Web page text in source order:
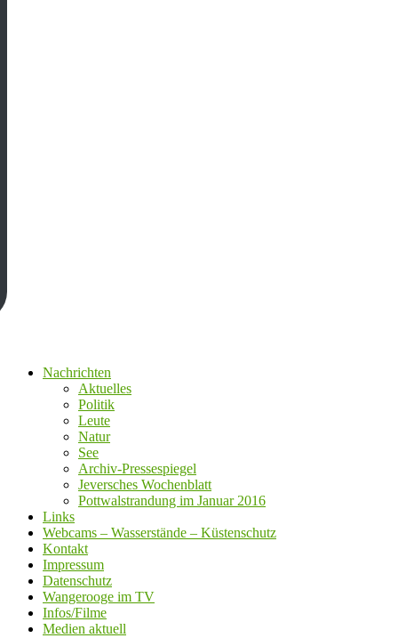
Nachrichten
Aktuelles
Politik
Leute
Natur
See
Archiv-Pressespiegel
Jeversches Wochenblatt
Pottwalstrandung im Januar 2016
Links
Webcams – Wasserstände – Küstenschutz
Kontakt
Impressum
Datenschutz
Wangerooge im TV
Infos/Filme
Medien aktuell